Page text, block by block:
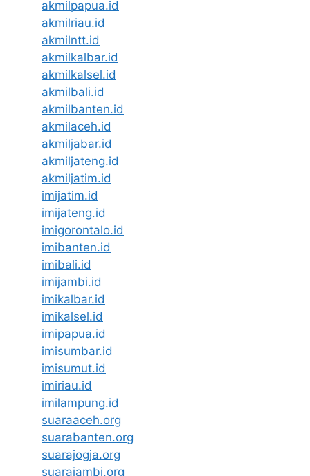
akmilpapua.id
akmilriau.id
akmilntt.id
akmilkalbar.id
akmilkalsel.id
akmilbali.id
akmilbanten.id
akmilaceh.id
akmiljabar.id
akmiljateng.id
akmiljatim.id
imijatim.id
imijateng.id
imigorontalo.id
imibanten.id
imibali.id
imijambi.id
imikalbar.id
imikalsel.id
imipapua.id
imisumbar.id
imisumut.id
imiriau.id
imilampung.id
suaraaceh.org
suarabanten.org
suarajogja.org
suarajambi.org